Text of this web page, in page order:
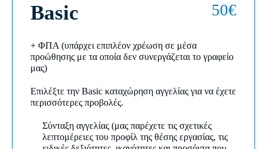
Basic 50€
+ ΦΠΑ (υπάρχει επιπλέον χρέωση σε μέσα
προώθησης με τα οποία δεν συνεργάζεται το γραφείο
μας)
Επιλέξτε την Basic καταχώρηση αγγελίας για να έχετε
περισσότερες προβολές.
Σύνταξη αγγελίας (μας παρέχετε τις σχετικές
λεπτομέρειες του προφίλ της θέσης εργασίας, τις